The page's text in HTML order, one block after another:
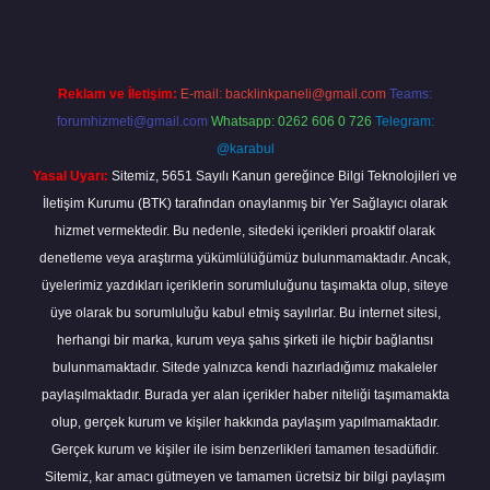
Reklam ve İletişim: E-mail: backlinkpaneli@gmail.com Teams:
forumhizmeti@gmail.com Whatsapp: 0262 606 0 726 Telegram:
@karabul
Yasal Uyarı: Sitemiz, 5651 Sayılı Kanun gereğince Bilgi Teknolojileri ve
İletişim Kurumu (BTK) tarafından onaylanmış bir Yer Sağlayıcı olarak
hizmet vermektedir. Bu nedenle, sitedeki içerikleri proaktif olarak
denetleme veya araştırma yükümlülüğümüz bulunmamaktadır. Ancak,
üyelerimiz yazdıkları içeriklerin sorumluluğunu taşımakta olup, siteye
üye olarak bu sorumluluğu kabul etmiş sayılırlar. Bu internet sitesi,
herhangi bir marka, kurum veya şahıs şirketi ile hiçbir bağlantısı
bulunmamaktadır. Sitede yalnızca kendi hazırladığımız makaleler
paylaşılmaktadır. Burada yer alan içerikler haber niteliği taşımamakta
olup, gerçek kurum ve kişiler hakkında paylaşım yapılmamaktadır.
Gerçek kurum ve kişiler ile isim benzerlikleri tamamen tesadüfidir.
Sitemiz, kar amacı gütmeyen ve tamamen ücretsiz bir bilgi paylaşım